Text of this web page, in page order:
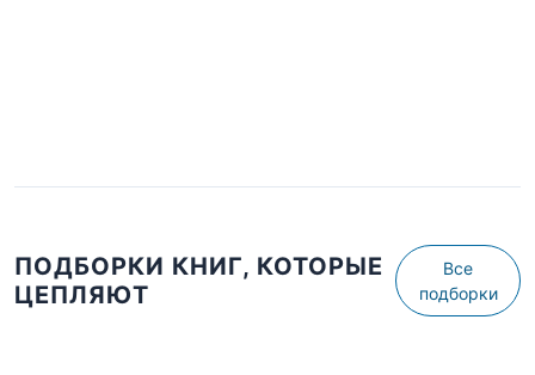
ПОДБОРКИ КНИГ, КОТОРЫЕ
ЦЕПЛЯЮТ
Все
подборки